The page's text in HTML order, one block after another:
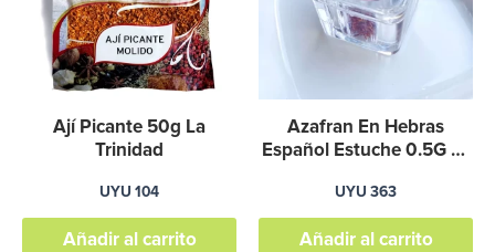
Ají Picante 50g La
Trinidad
UYU 104
Añadir al carrito
Azafran En Hebras
Español Estuche 0.5G La
UYU 363
Añadir al carrito